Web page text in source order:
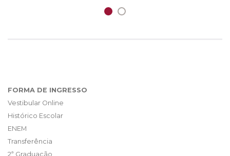
FORMA DE INGRESSO
Vestibular Online
Histórico Escolar
ENEM
Transferência
2ª Graduação